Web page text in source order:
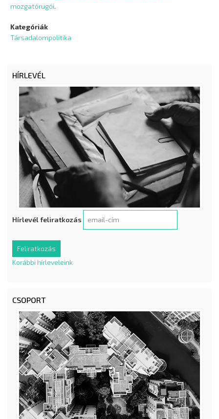
mozgatórugói.
Kategóriák
Társadalompolitika
HÍRLEVÉL
Hírlevél feliratkozás
Korábbi hírleveleink
CSOPORT